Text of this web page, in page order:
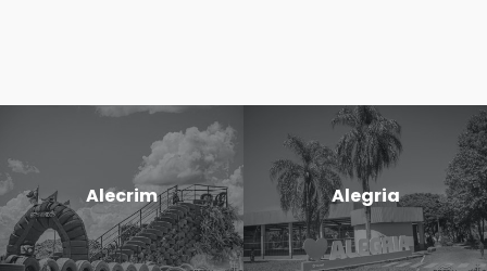
Alecrim Alegria